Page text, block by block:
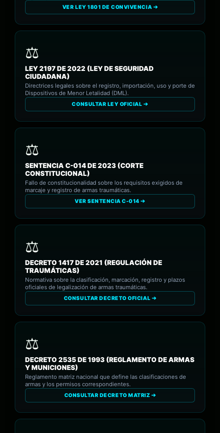
VER LEY 1801 DE CONVIVENCIA ➔
LEY 2197 DE 2022 (LEY DE SEGURIDAD
CIUDADANA)
Directrices legales sobre el registro, importación, uso y porte de
Dispositivos de Menor Letalidad (DML).
CONSULTAR LEY OFICIAL ➔
SENTENCIA C-014 DE 2023 (CORTE
CONSTITUCIONAL)
Fallo de constitucionalidad sobre los requisitos exigidos de
marcaje y registro de armas traumáticas.
VER SENTENCIA C-014 ➔
DECRETO 1417 DE 2021 (REGULACIÓN DE
TRAUMÁTICAS)
Normativa sobre la clasificación, marcación, registro y plazos
oficiales de legalización de armas traumáticas.
CONSULTAR DECRETO OFICIAL ➔
DECRETO 2535 DE 1993 (REGLAMENTO DE ARMAS
Y MUNICIONES)
Reglamento matriz nacional que define las clasificaciones de
armas y los permisos correspondientes.
CONSULTAR DECRETO MATRIZ ➔